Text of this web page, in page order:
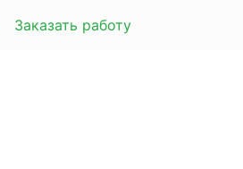
Заказать работу